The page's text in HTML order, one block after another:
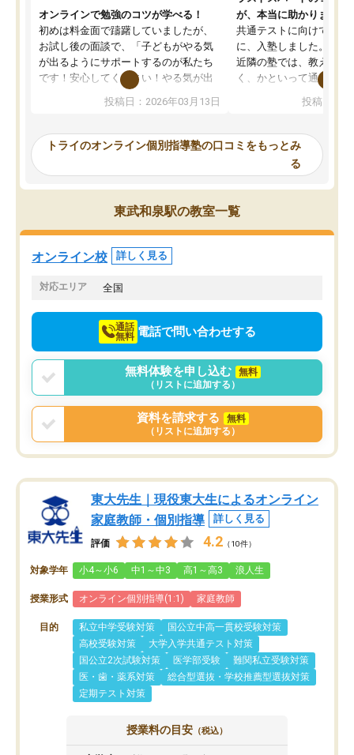
オンラインで勉強のコツが学べる！
初めは料金面で躊躇していましたが、
お試し後の面談で、「子どもがやる気
が出るようにサポートするのが私たち
です！安心してください！やる気が出
ないのは私たち講師の責任です」と言
ってくださり、確かに！と考えて、思
ったんですが、学生の先生から学ぶこ
み、徐々に成績が上がったらいいなと
思っていました。何が今足りないのか
を的確に指導いただき、子どももびっ
くりするほど楽しんでやる気を持って
塾を受けています。狙い通り、少しず
つ成績も上がり、苦手意識も無くなっ
てきたので、さらに苦手な数学も追加
でお願いしました。来年の高校受験に
投稿日：2026年03月13日
が、本当に助かりました
共通テストに向けての追
に、入塾しました。田舎
近隣の塾では、教えても
く、かといって通うには
可能なので本当に助か
らないところをピンポイ
頂いて、とてもわかり
していました。一生を
スト、多少お金がかかっ
思い切って入塾してよか
投稿日：
トライのオンライン個別指導塾の口コミをもっとみ
る
東武和泉駅の教室一覧
オンライン校 詳しく見る
対応エリア 全国
通話
無料 電話で問い合わせする
無料体験を申し込む
無料
（リストに追加する）
資料を請求する
無料
（リストに追加する）
東大先生｜現役東大生によるオンライン
家庭教師・個別指導
詳しく見る
評価 4.2 （10件）
対象学年 小4～小6 中1～中3 高1～高3 浪人生
授業形式 オンライン個別指導(1:1) 家庭教師
目的 私立中学受験対策
国公立中高一貫校受験対策
高校受験対策
大学入学共通テスト対策
国公立2次試験対策
医学部受験
難関私立受験対策
医・歯・薬系対策
総合型選抜・学校推薦型選抜対策
定期テスト対策
授業料の目安 （税込）